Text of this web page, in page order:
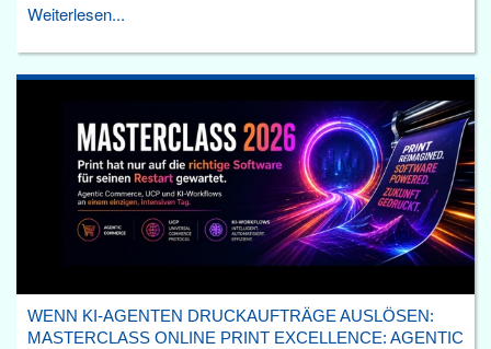
Weiterlesen...
WENN KI-AGENTEN DRUCKAUFTRÄGE AUSLÖSEN:
MASTERCLASS ONLINE PRINT EXCELLENCE: AGENTIC